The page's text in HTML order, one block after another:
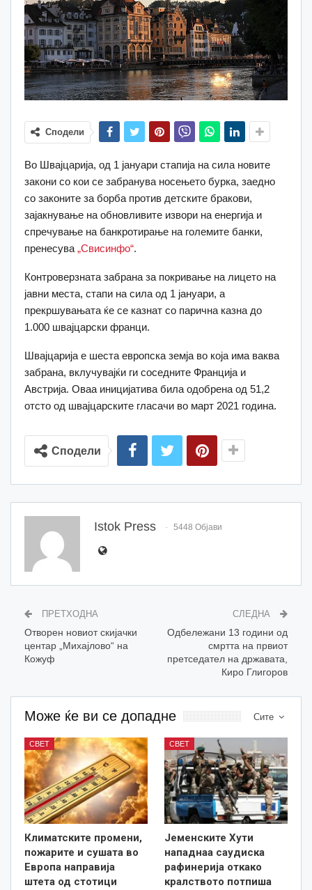
Сподели
Во Швајцарија, од 1 јануари стапија на сила новите
закони со кои се забранува носењето бурка, заедно
со законите за борба против детските бракови,
зајакнување на обновливите извори на енергија и
спречување на банкротирање на големите банки,
пренесува „Свисинфо“.
Контроверзната забрана за покривање на лицето на
јавни места, стапи на сила од 1 јануари, а
прекршувањата ќе се казнат со парична казна до
1.000 швајцарски франци.
Швајцарија е шеста европска земја во која има ваква
забрана, вклучувајќи ги соседните Франција и
Австрија. Оваа иницијатива била одобрена од 51,2
отсто од швајцарските гласачи во март 2021 година.
Сподели
Istok Press 5448 Објави
ПРЕТХОДНА
Отворен новиот скијачки
центар „Михајлово“ на
Кожуф
СЛЕДНА
Одбележани 13 години од
смртта на првиот
претседател на државата,
Киро Глигоров
Сите
Може ќе ви се допадне
СВЕТ
Климатските промени,
пожарите и сушата во
Европа направија
штета од стотици
СВЕТ
Јеменските Хути
нападнаа саудиска
рафинерија откако
кралството потпиша